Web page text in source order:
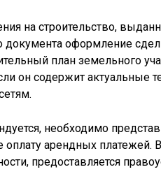
на строительство,
документа оформление
план земельного
он содержит актуальные
необходимо
арендных платежей.
предоставляется